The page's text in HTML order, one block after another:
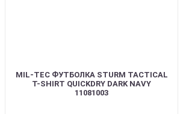
MIL-TEC ФУТБОЛКА STURM TACTICAL
T-SHIRT QUICKDRY DARK NAVY
11081003